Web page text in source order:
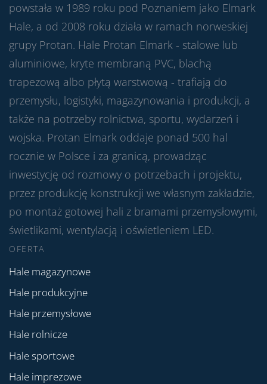
powstała w 1989 roku pod Poznaniem jako Elmark
Hale, a od 2008 roku działa w ramach norweskiej
grupy Protan. Hale Protan Elmark - stalowe lub
aluminiowe, kryte membraną PVC, blachą
trapezową albo płytą warstwową - trafiają do
przemysłu, logistyki, magazynowania i produkcji, a
także na potrzeby rolnictwa, sportu, wydarzeń i
wojska. Protan Elmark oddaje ponad 500 hal
rocznie w Polsce i za granicą, prowadząc
inwestycję od rozmowy o potrzebach i projektu,
przez produkcję konstrukcji we własnym zakładzie,
po montaż gotowej hali z bramami przemysłowymi,
świetlikami, wentylacją i oświetleniem LED.
OFERTA
Hale magazynowe
Hale produkcyjne
Hale przemysłowe
Hale rolnicze
Hale sportowe
Hale imprezowe